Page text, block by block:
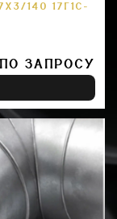
140 17Г1С-
ЗАПРОСУ